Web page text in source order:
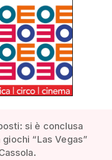
si è conclusa
“Las Vegas”